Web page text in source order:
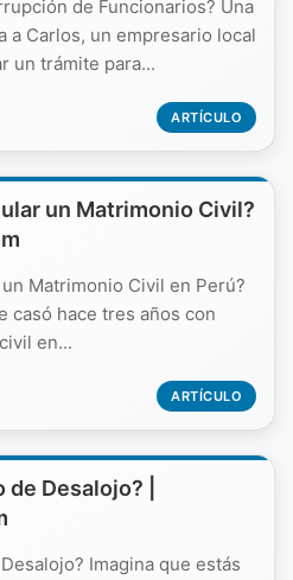
de Funcionarios? Una
a Carlos, un empresario local
un trámite para...
ARTÍCULO
un Matrimonio Civil?
Matrimonio Civil en Perú?
casó hace tres años con
en...
ARTÍCULO
Desalojo? |
Imagina que estás